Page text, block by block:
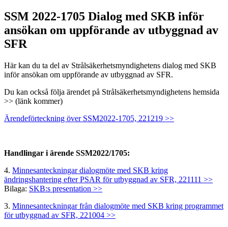
SSM 2022-1705 Dialog med SKB inför
ansökan om uppförande av utbyggnad av
SFR
Här kan du ta del av Strålsäkerhetsmyndighetens dialog med SKB
inför ansökan om uppförande av utbyggnad av SFR.
Du kan också följa ärendet på Strålsäkerhetsmyndighetens hemsida
>> (länk kommer)
Ärendeförteckning över SSM2022-1705, 221219 >>
Handlingar i ärende SSM2022/1705:
4. Minnesanteckningar dialogmöte med SKB kring
ändringshantering efter PSAR för utbyggnad av SFR, 221111 >>
Bilaga: SKB:s presentation >>
3. Minnesanteckningar från dialogmöte med SKB kring programmet
för utbyggnad av SFR, 221004 >>